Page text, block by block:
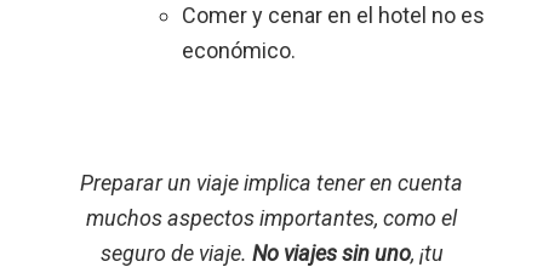
Comer y cenar en el hotel no es
económico.
Preparar un viaje implica tener en cuenta
muchos aspectos importantes, como el
seguro de viaje. No viajes sin uno, ¡tu